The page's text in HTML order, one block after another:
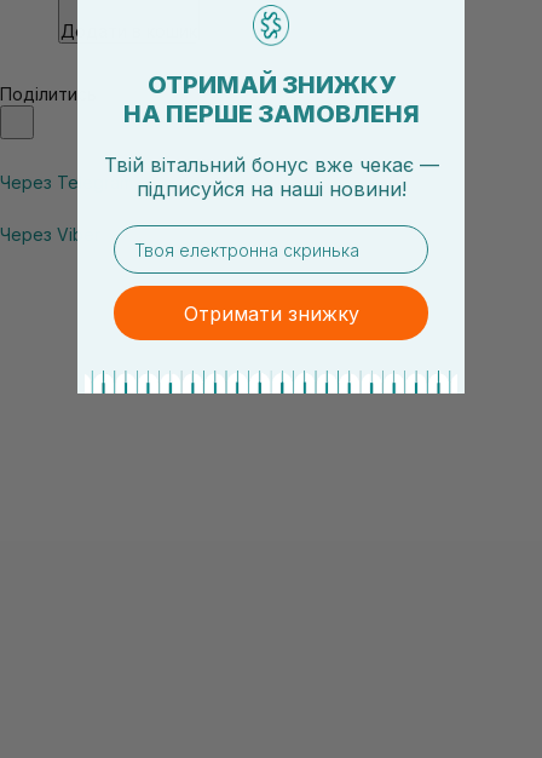
Додати в кошик
Поділитись
Через Telegram
Через Viber
ОТРИМАЙ ЗНИЖКУ
НА ПЕРШЕ ЗАМОВЛЕНЯ
Твій вітальний бонус вже чекає —
підписуйся на наші новини!
email
Отримати знижку